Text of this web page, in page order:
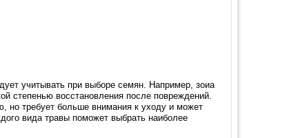
учитывать при выборе семян. Например, зоиа
степенью восстановления после повреждений.
но требует больше внимания к уходу и может
вида травы поможет выбрать наиболее